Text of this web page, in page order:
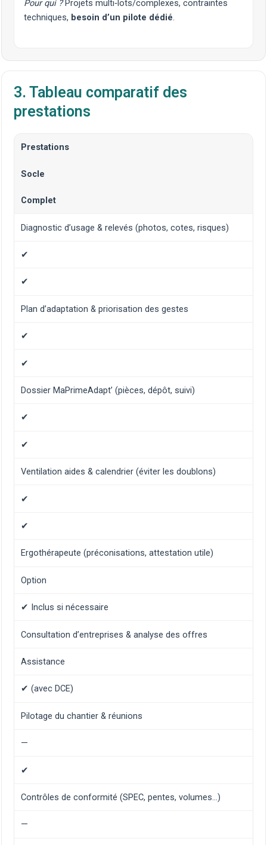
Pour qui ?Projets multi‑lots/complexes, contraintes
techniques, besoin d’un pilote dédié.
3. Tableau comparatif des
prestations
Prestations
Socle
Complet
Diagnostic d’usage & relevés (photos, cotes, risques)
✔
✔
Plan d’adaptation & priorisation des gestes
✔
✔
Dossier MaPrimeAdapt’ (pièces, dépôt, suivi)
✔
✔
Ventilation aides & calendrier (éviter les doublons)
✔
✔
Ergothérapeute (préconisations, attestation utile)
Option
✔ Inclus si nécessaire
Consultation d’entreprises & analyse des offres
Assistance
✔ (avec DCE)
Pilotage du chantier & réunions
—
✔
Contrôles de conformité (SPEC, pentes, volumes…)
—